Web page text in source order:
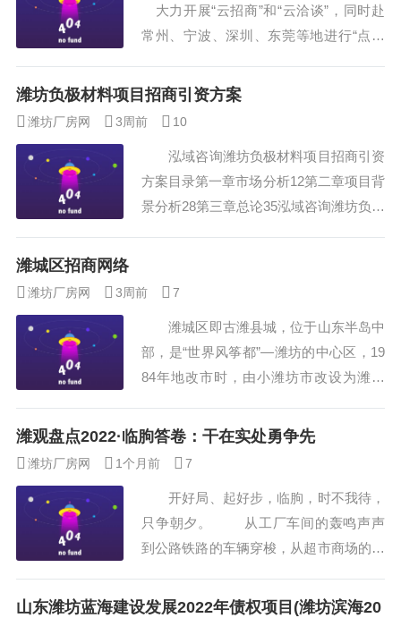
集成电路产品项目招商引资方案36第四章
选址分析...
大力开展“云招商”和“云洽谈”，同时赴
常州、宁波、深圳、东莞等地进行“点对
目前，签约街景城市家具工业互联网产业
元或税收过千万元项目15个，计划总投资
118亿元。 创新性研究出台《...
潍坊负极材料项目招商引资方案
潍坊厂房网 3周前 10
泓域咨询潍坊负极材料项目招商引资
方案目录第一章市场分析12第二章项目背
景分析28第三章总论35泓域咨询潍坊负极
第五章项目选址方案47泓域咨询潍坊负极
材料项目招商引资方案57第六章运营管理
模式64第七章swot分析说明73第八章法...
潍城区招商网络
潍坊厂房网 3周前 7
潍城区即古潍县城，位于山东半岛中
部，是“世界风筝都”—潍坊的中心区，19
84年地改市时，由小潍坊市改设为潍城
了区划调整。东与奎文区、坊子区为邻，
口36.8万，其中非农业人口22.5万人，辖
6个街道办事处和2个管理区。 山东
关于印发烟台黄渤海新区发展...
潍观盘点2022·临朐答卷：干在实处勇争先
潍坊厂房网 1个月前 7
开好局、起好步，临朐，时不我待，
只争朝夕。 从工厂车间的轰鸣声声
到公路铁路的车辆穿梭，从超市商场的物
下的蹒跚起步到逆势而上的策马奔腾……
山东潍坊蓝海建设发展2022年债权项目(潍坊滨海20